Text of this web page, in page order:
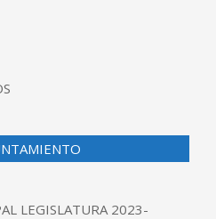
LEGISLATURA 2023-